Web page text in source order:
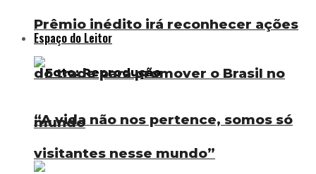
Espaço do Leitor
“A vida não nos pertence, somos só
visitantes nesse mundo”
Prêmio inédito irá reconhecer ações
do trade para promover o Brasil no
mundo